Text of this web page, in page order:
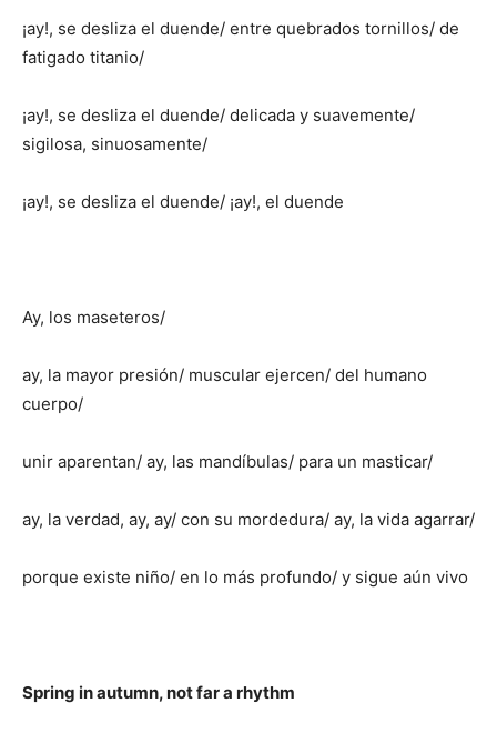
¡ay!, se desliza el duende/ entre quebrados tornillos/ de
fatigado titanio/
¡ay!, se desliza el duende/ delicada y suavemente/
sigilosa, sinuosamente/
¡ay!, se desliza el duende/ ¡ay!, el duende
Ay, los maseteros/
ay, la mayor presión/ muscular ejercen/ del humano
cuerpo/
unir aparentan/ ay, las mandíbulas/ para un masticar/
ay, la verdad, ay, ay/ con su mordedura/ ay, la vida agarrar/
porque existe niño/ en lo más profundo/ y sigue aún vivo
Spring in autumn, not far a rhythm